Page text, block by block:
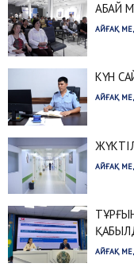
АБАЙ
АЙҒАҚ
КҮН
АЙҒАҚ
АЙҒАҚ
АЙҒАҚ